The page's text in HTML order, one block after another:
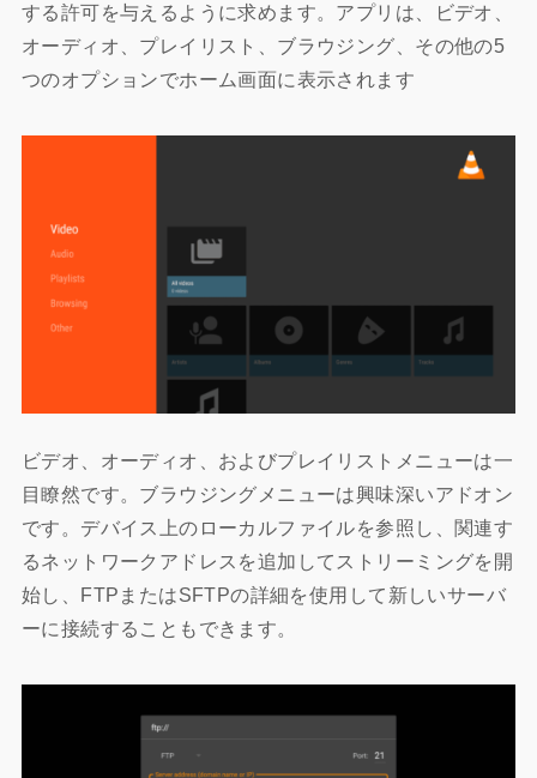
する許可を与えるように求めます。アプリは、ビデオ、
オーディオ、プレイリスト、ブラウジング、その他の5
つのオプションでホーム画面に表示されます
ビデオ、オーディオ、およびプレイリストメニューは一
目瞭然です。ブラウジングメニューは興味深いアドオン
です。デバイス上のローカルファイルを参照し、関連す
るネットワークアドレスを追加してストリーミングを開
始し、FTPまたはSFTPの詳細を使用して新しいサーバ
ーに接続することもできます。